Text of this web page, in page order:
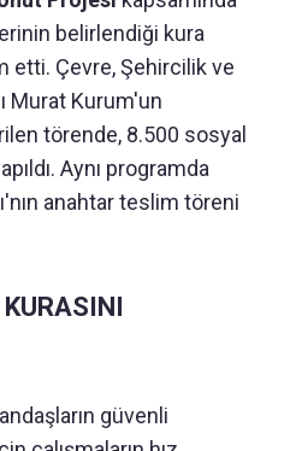
belirlendiği kura
etti. Çevre, Şehircilik ve
Murat Kurum'un
törende, 8.500 sosyal
Aynı programda
anahtar teslim töreni
güvenli